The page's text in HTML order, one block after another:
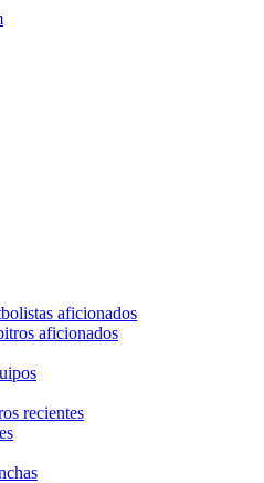
aficionados
aficionados
recientes